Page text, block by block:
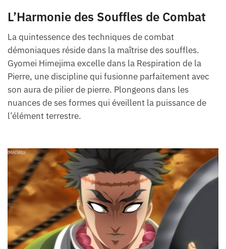
L’Harmonie des Souffles de Combat
La quintessence des techniques de combat
démoniaques réside dans la maîtrise des souffles.
Gyomei Himejima excelle dans la Respiration de la
Pierre, une discipline qui fusionne parfaitement avec
son aura de pilier de pierre. Plongeons dans les
nuances de ses formes qui éveillent la puissance de
l’élément terrestre.